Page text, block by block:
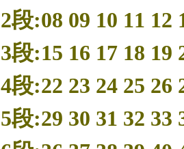
2段:08 09 10 11 12
3段:15 16 17 18 19
4段:22 23 24 25 26
5段:29 30 31 32 33